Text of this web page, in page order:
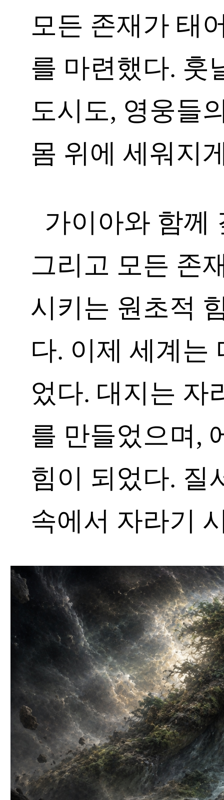
모든 존재가 태
를 마련했다. 훗
도시도, 영웅들
몸 위에 세워지
가이아와 함께
그리고 모든 존
시키는 원초적
다. 이제 세계는
었다. 대지는 자
를 만들었으며,
힘이 되었다. 질
속에서 자라기